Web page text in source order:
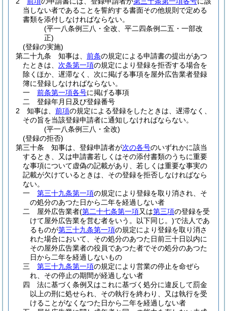
当しない者であることを誓約する書面その他規則で定める
書類を添付しなければならない。
(平一八条例三八・全改、平二四条例二五・一部改
正)
(登録の実施)
第二十九条
知事は、 前条の規定による申請書の提出があつ
たときは、 次条第一項の規定により登録を拒否する場合を
除くほか、遅滞なく、次に掲げる事項を屋外広告業者登録
簿に登録しなければならない。
一
前条第一項各号に掲げる事項
二
登録年月日及び登録番号
2
知事は、 前項の規定による登録をしたときは、遅滞なく、
その旨を当該登録申請者に通知しなければならない。
(平一八条例三八・全改)
(登録の拒否)
第三十条
知事は、登録申請者が次の各号のいずれかに該当
するとき、又は申請書若しくはその添付書類のうちに重要
な事項について虚偽の記載があり、若しくは重要な事実の
記載が欠けているときは、その登録を拒否しなければなら
ない。
一
第三十九条第一項の規定により登録を取り消され、そ
の処分のあつた日から二年を経過しない者
二
屋外広告業者(第二十七条第一項又は第三項の登録を受
けて屋外広告業を営む者をいう。以下同じ。)で法人であ
るものが第三十九条第一項の規定により登録を取り消さ
れた場合において、その処分のあつた日前三十日以内に
その屋外広告業者の役員であつた者でその処分のあつた
日から二年を経過しないもの
三
第三十九条第一項の規定により営業の停止を命ぜら
れ、その停止の期間が経過しない者
四
法に基づく条例又はこれに基づく処分に違反して罰金
以上の刑に処せられ、その執行を終わり、又は執行を受
けることがなくなつた日から二年を経過しない者